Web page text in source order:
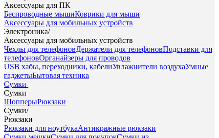
Аксессуары для ПК
Беспроводные мышиКоврики для мыши
Аксессуары для мобильных устройств
Электроника/
Аксессуары для мобильных устройств
Чехлы для телефоновДержатели для телефоновПодставки для
телефоновОрганайзеры для проводов
USB хабы, переходники, кабелиУвлажнители воздухаУмные
гаджетыБытовая техника
Сумки
Сумки
ШопперыРюкзаки
Сумки/
Рюкзаки
Рюкзаки для ноутбукаАнтикражные рюкзаки